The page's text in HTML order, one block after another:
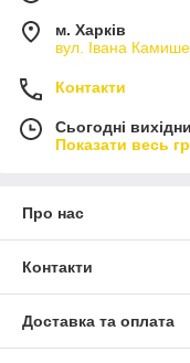
м. Харків
вул. Івана
Контакти
Сьогодні
Показати весь
Про нас
Контакти
Доставка та оплата